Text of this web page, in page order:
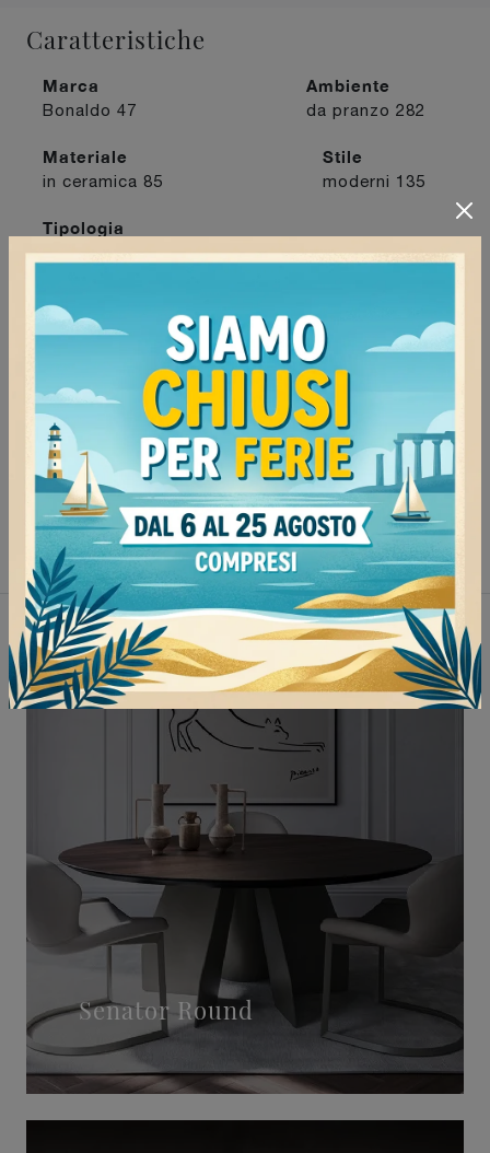
Caratteristiche
Marca
Bonaldo 47
Ambiente
da pranzo 282
Materiale
in ceramica 85
Stile
moderni 135
Tipologia
fissi239
Milano Mortara 141 Stradella
Continua a navigare
Tavoli Bonaldo Milano
Tavoli Bonaldo Tortona
Tavoli Bonaldo Stradella
Tavoli Bonaldo Mortara
Non perderti anche:
Senator Round